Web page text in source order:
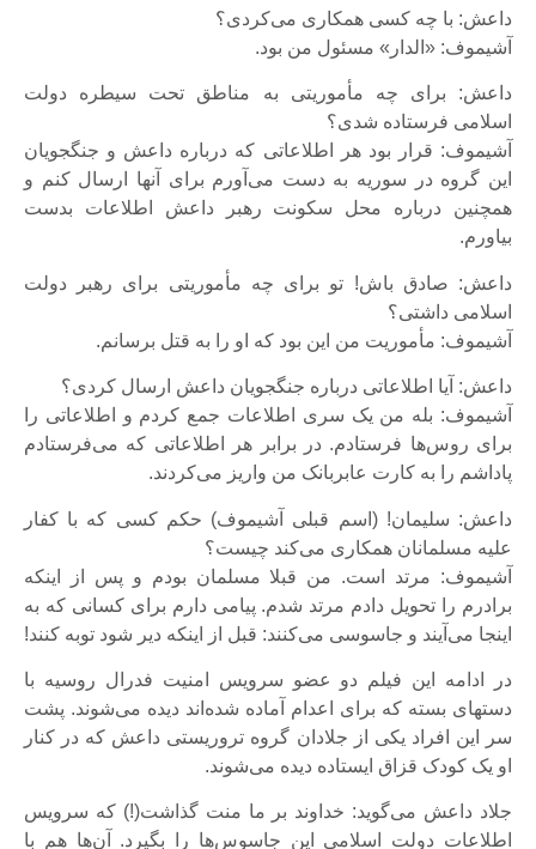
داعش: با چه کسی همکاری می‌کردی؟
آشیموف: «الدار» مسئول من بود.
داعش: برای چه مأموریتی به مناطق تحت سیطره دولت
اسلامی فرستاده شدی؟
آشیموف: قرار بود هر اطلاعاتی که درباره داعش و جنگجویان
این گروه در سوریه به دست می‌آورم برای آنها ارسال کنم و
همچنین درباره محل سکونت رهبر داعش اطلاعات بدست
بیاورم.
داعش: صادق باش! تو برای چه مأموریتی برای رهبر دولت
اسلامی داشتی؟
آشیموف: مأموریت من این بود که او را به قتل برسانم.
داعش: آیا اطلاعاتی درباره جنگجویان داعش ارسال کردی؟
آشیموف: بله من یک سری اطلاعات جمع کردم و اطلاعاتی را
برای روس‌ها فرستادم. در برابر هر اطلاعاتی که می‌فرستادم
پاداشم را به کارت عابربانک من واریز می‌کردند.
داعش: سلیمان! (اسم قبلی آشیموف) حکم کسی که با کفار
علیه مسلمانان همکاری می‌کند چیست؟
آشیموف: مرتد است. من قبلا مسلمان بودم و پس از اینکه
برادرم را تحویل دادم مرتد شدم. پیامی دارم برای کسانی که به
اینجا می‌آیند و جاسوسی می‌کنند: قبل از اینکه دیر شود توبه کنند!
در ادامه این فیلم دو عضو سرویس امنیت فدرال روسیه با
دستهای بسته که برای اعدام آماده شده‌اند دیده می‌شوند. پشت
سر این افراد یکی از جلادان گروه تروریستی داعش که در کنار
او یک کودک قزاق ایستاده دیده می‌شوند.
جلاد داعش می‌گوید: خداوند بر ما منت گذاشت(!) که سرویس
اطلاعات دولت اسلامی این جاسوس‌ها را بگیرد. آن‌ها هم با